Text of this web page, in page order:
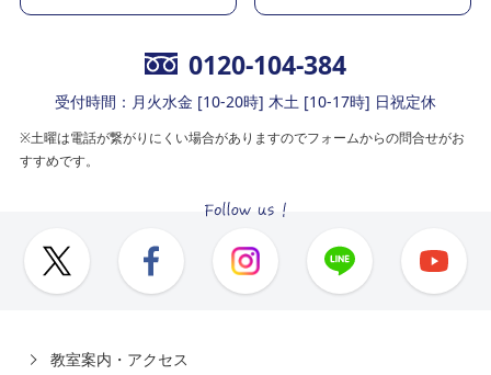
0120-104-384
受付時間：月火水金 [10-20時] 木土 [10-17時] 日祝定休
※土曜は電話が繋がりにくい場合がありますのでフォームからの問合せがお
すすめです。
教室案内・アクセス